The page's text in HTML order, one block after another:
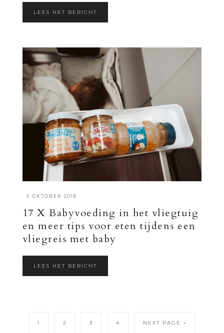
LEES HET BERICHT
5 OKTOBER 2019
17 X Babyvoeding in het vliegtuig
en meer tips voor eten tijdens een
vliegreis met baby
LEES HET BERICHT
1 2 3 4 NEXT PAGE »